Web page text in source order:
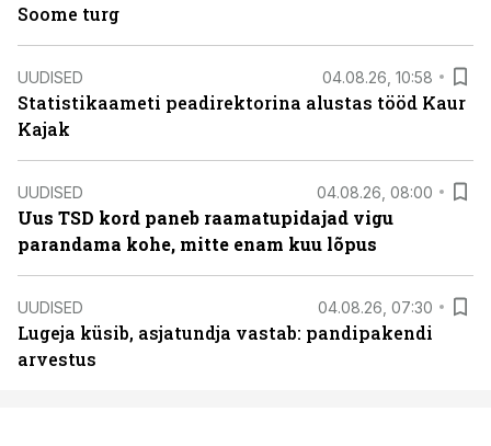
Soome turg
UUDISED 04.08.26, 10:58
Statistikaameti peadirektorina alustas tööd Kaur
Kajak
UUDISED 04.08.26, 08:00
Uus TSD kord paneb raamatupidajad vigu
parandama kohe, mitte enam kuu lõpus
UUDISED 04.08.26, 07:30
Lugeja küsib, asjatundja vastab: pandipakendi
arvestus